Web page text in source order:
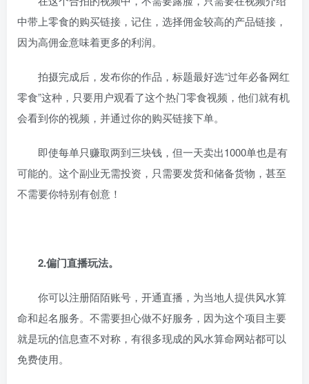
中带上零食的购买链接，记住，选择佣金较高的产品链接，
因为高佣金意味着更多的利润。
拍摄完成后，发布你的作品，标题最好选“过年必备网红
零食”这种，只要用户观看了这个热门零食视频，他们就有机
会看到你的视频，并通过你的购买链接下单。
即使每单只赚取两到三块钱，但一天卖出1000单也是有
可能的。这个副业无需投资，只需要发货和储备货物，甚至
不需要你特别有创意！
2.偏门直播玩法。
你可以注册陌陌账号，开通直播，为当地人提供风水算
命和起名服务。不需要担心做不好服务，因为这个项目主要
就是玩的信息查不对称，有很多现成的风水算命网站都可以
免费使用。